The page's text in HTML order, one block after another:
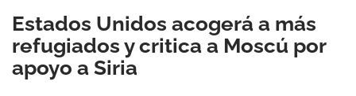
Estados Unidos acogerá a más
refugiados y critica a Moscú por
apoyo a Siria